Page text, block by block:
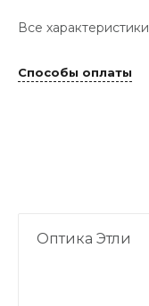
Все характеристики
Способы оплаты
Оптика Этли